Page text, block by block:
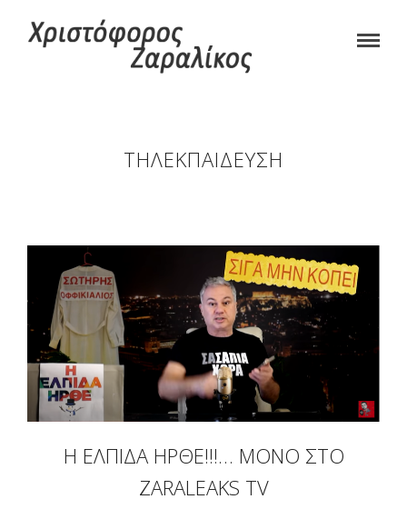
ΤΗΛΕΚΠΑΊΔΕΥΣΗ
Η ΕΛΠΊΔΑ ΉΡΘΕ!!!… ΜΌΝΟ ΣΤΟ
ZARALEAKS TV